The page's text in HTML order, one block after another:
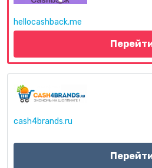
hellocashback.me
cash4brands.ru